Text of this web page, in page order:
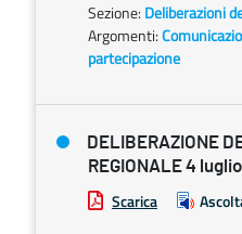
Sezione: Deliberazioni
Argomenti:
partecipazione
DELIBERAZIONE
REGIONALE 4
Scarica